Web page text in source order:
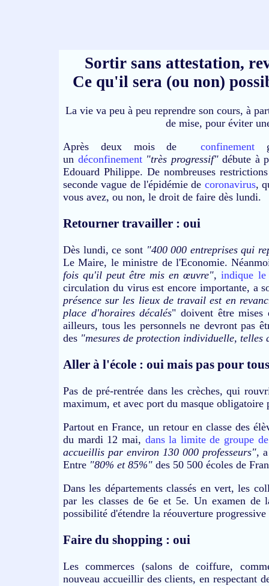
Sortir sans attestation,
Ce qu'il sera (ou non)
La vie va peu à peu reprendre son cours, à
de mise, pour éviter
Après deux mois deconfinement
un déconfinement "très progressif"débute à
Edouard Philippe. De nombreuses
seconde vague de l'épidémie de coronavirus,
vous avez, ou non, le droit de faire dès lundi.
Retourner travailler : oui
Dès lundi, ce sont "400 000 entreprises qui
Le Maire, le ministre de l'Economie.
fois qu'il peut être mis en œuvre",indique le
circulation du virus est encore importante, a
présence sur les lieux de travail est en
place d'horaires décalés" doivent être mises
ailleurs, tous les personnels ne devront pas
des "mesures de protection individuelle, telles
Aller à l'école : oui mais pas pour tous
Pas de pré-rentrée dans les crèches, qui
maximum, et avec port du masque obligatoire
Partout en France, un retour en classe des
du mardi 12 mai, dans la limite de groupe
accueillis par environ 130 000 professeurs",
Entre "80% et 85%" des 50 500 écoles de
Dans les départements classés en vert, les
par les classes de 6e et 5e. Un examen
possibilité d'étendre la réouverture
Faire du shopping : oui
Les commerces (salons de coiffure,
nouveau accueillir des clients, en respectant